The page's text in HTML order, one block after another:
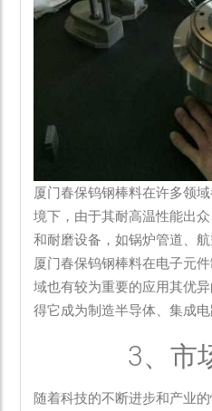
厦门春保钨钢棒料在许多领
境下，由于其耐高温性能出
和耐磨设备，如锅炉管道、
厦门春保钨钢棒料在电子元
域也有较为重要的应用其优
得它成为制造半导体、集成
3、市
随着科技的不断进步和产业